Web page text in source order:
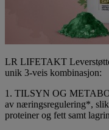
LR LIFETAKT
unik 3-veis kombinasjon:
1. TILSYN OG
av næringsregulering*,
proteiner og fett samt